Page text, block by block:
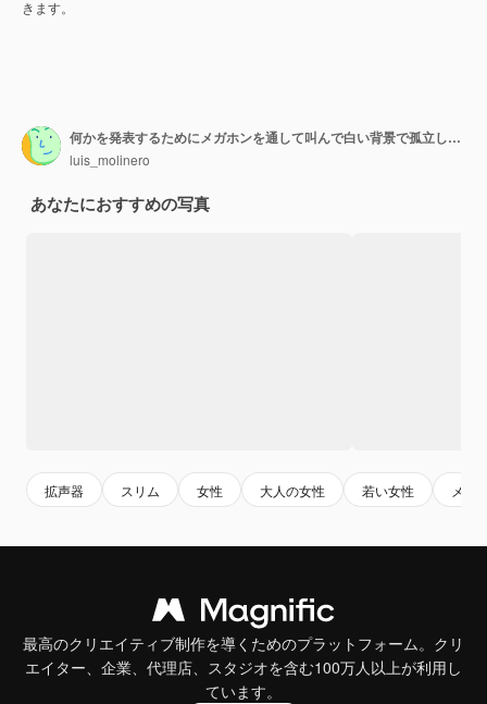
きます。
何かを発表するためにメガホンを通して叫んで白い背景で孤立した若いロシアの女性
luis_molinero
あなたにおすすめの写真
拡声器 スリム 女性 大人の女性 若い女性 メガ
最高のクリエイティブ制作を導くためのプラットフォーム。クリ
エイター、企業、代理店、スタジオを含む100万人以上が利用し
ています。